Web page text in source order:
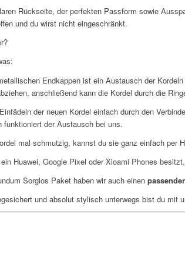
Rückseite, der perfekten Passform sowie
und du wirst nicht eingeschränkt.
Endkappen ist ein Austausch der
anschließend kann die Kordel durch die
der neuen Kordel einfach durch den
funktioniert der Austausch bei uns.
mal schmutzig, kannst du sie ganz einfach per
Huawei, Google Pixel oder Xioami Phones
Sorglos Paket haben wir auch einen
und absolut stylisch unterwegs bist du mit